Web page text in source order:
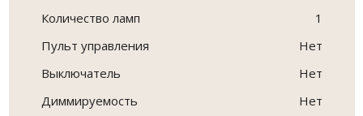
Количество ламп
1
Пульт управления
Нет
Выключатель
Нет
Диммируемость
Нет